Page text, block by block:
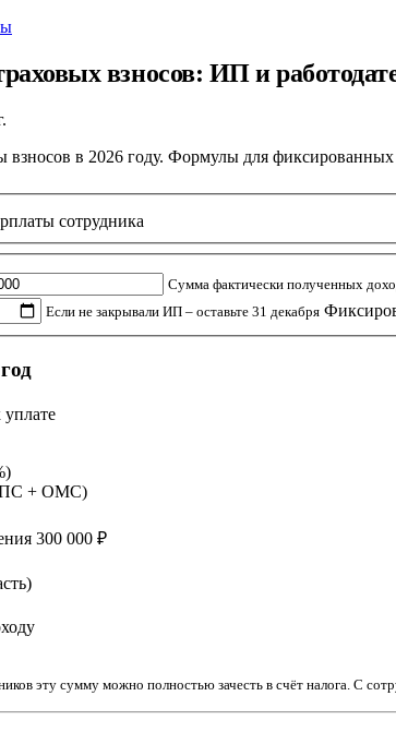
взносов: ИП и
в 2026 году. Формулы для
сотрудника
Сумма фактически полученных
Если не закрывали ИП – оставьте 31 декабря
+ ОМС)
300 000 ₽
эту сумму можно полностью зачесть в счёт налога. С